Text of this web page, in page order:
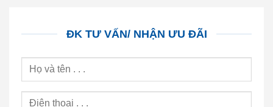
ĐK TƯ VẤN/ NHẬN ƯU ĐÃI